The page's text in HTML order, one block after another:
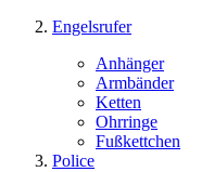
Engelsrufer
Anhänger
Armbänder
Ketten
Ohrringe
Fußkettchen
Police